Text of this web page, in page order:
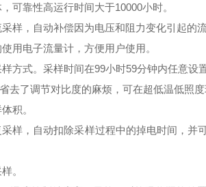
可靠性高运行时间大于10000小时。
样，自动补偿因为电压和阻力变化引起的流
用电子流量计，方便用户使用。
方式。采样时间在99小时59分钟内任意设置
了调节对比度的麻烦，可在超低温低照度
积。
样，自动扣除采样过程中的掉电时间，并
。